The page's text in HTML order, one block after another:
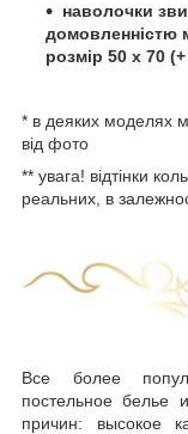
наволочки
домовленністю
розмір 50 х 70
* в деяких моделях
від фото
** увага! відтінки
реальних, в
Все более
постельное белье
причин: высокое